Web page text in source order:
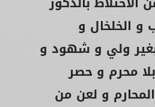
و الخلخال و
ولي و شهود و
محرم و حصر
و لعن من